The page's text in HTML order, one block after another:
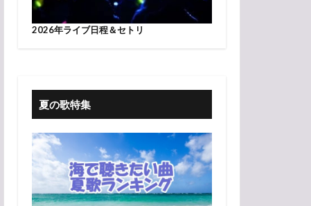
2026年ライブ日程＆セトリ
夏の歌特集